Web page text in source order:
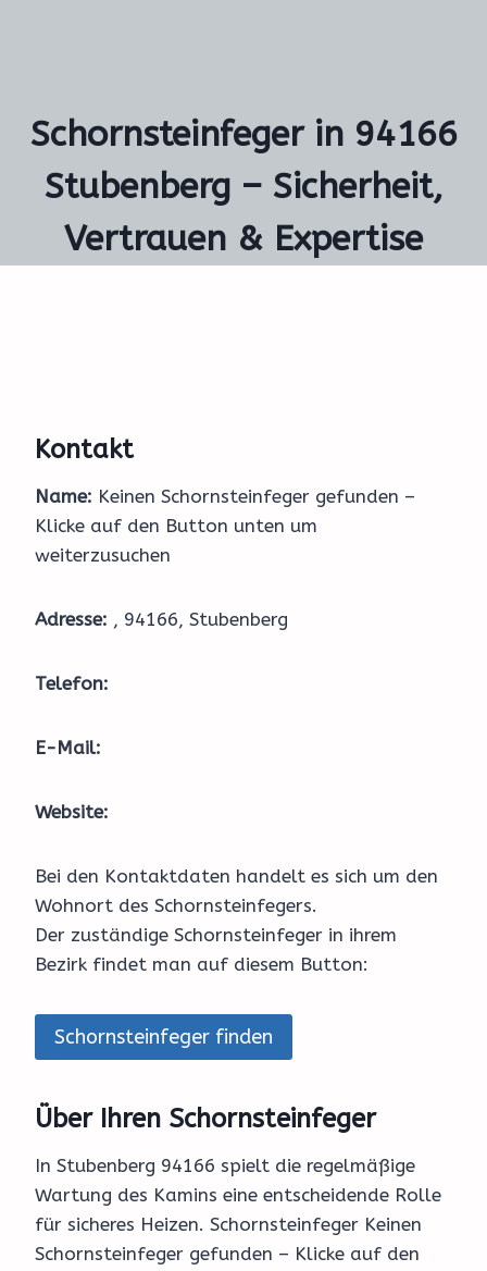
Schornsteinfeger in 94166
Stubenberg – Sicherheit,
Vertrauen & Expertise
Kontakt
Name: Keinen Schornsteinfeger gefunden –
Klicke auf den Button unten um
weiterzusuchen
Adresse: , 94166, Stubenberg
Telefon:
E-Mail:
Website:
Bei den Kontaktdaten handelt es sich um den
Wohnort des Schornsteinfegers.
Der zuständige Schornsteinfeger in ihrem
Bezirk findet man auf diesem Button:
Schornsteinfeger finden
Über Ihren Schornsteinfeger
In Stubenberg 94166 spielt die regelmäßige
Wartung des Kamins eine entscheidende Rolle
für sicheres Heizen. Schornsteinfeger Keinen
Schornsteinfeger gefunden – Klicke auf den